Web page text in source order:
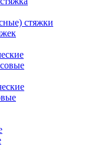
стяжки